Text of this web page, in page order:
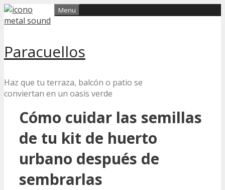
Skip
to
Paracuellos
Haz que tu terraza, balcón o patio se
conviertan en un oasis verde
Menu
Cómo cuidar las semillas
de tu kit de huerto
urbano después de
sembrarlas